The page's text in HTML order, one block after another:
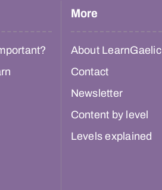
More
About LearnGaelic
Contact
Newsletter
Content by level
Levels explained